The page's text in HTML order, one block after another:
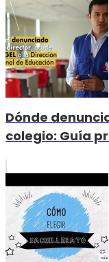
Dónde
colegio: Guía